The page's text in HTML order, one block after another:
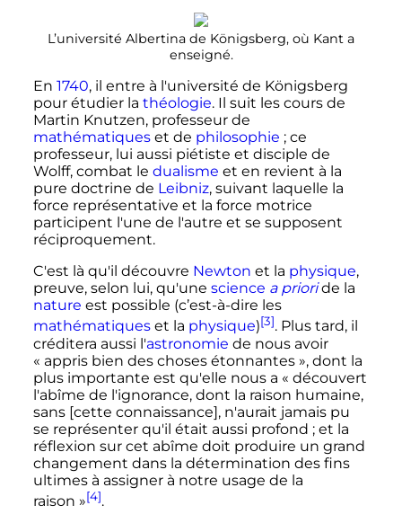
L’université Albertina de Königsberg, où Kant a
enseigné.
En 1740, il entre à l'université de Königsberg
pour étudier la théologie. Il suit les cours de
Martin Knutzen, professeur de
mathématiqueset de philosophie ; ce
professeur, lui aussi piétiste et disciple de
Wolff, combat le dualisme et en revient à la
pure doctrine de Leibniz, suivant laquelle la
force représentative et la force motrice
participent l'une de l'autre et se supposent
réciproquement.
C'est là qu'il découvre Newton et la physique,
preuve, selon lui, qu'une science a prioride la
nature est possible (c’est-à-dire les
mathématiqueset la physique)[3]. Plus tard, il
créditera aussi l'astronomie de nous avoir
« appris bien des choses étonnantes », dont la
plus importante est qu'elle nous a « découvert
l'abîme de l'ignorance, dont la raison humaine,
sans [cette connaissance], n'aurait jamais pu
se représenter qu'il était aussi profond ; et la
réflexion sur cet abîme doit produire un grand
changement dans la détermination des fins
ultimes à assigner à notre usage de la
raison »[4].